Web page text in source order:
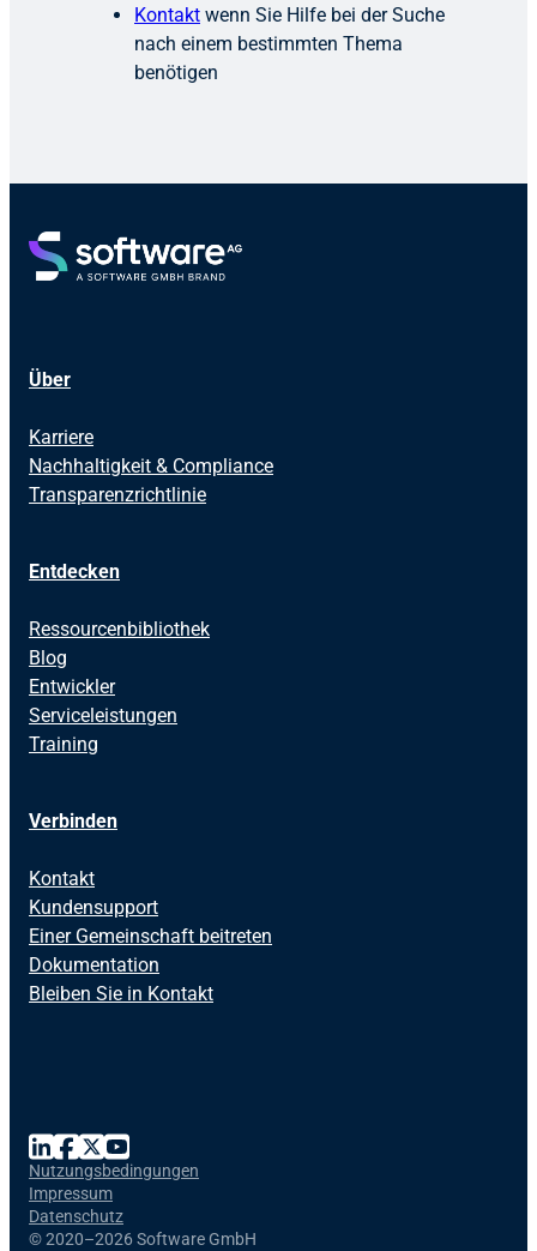
Kontakt wenn Sie Hilfe bei der Suche
nach einem bestimmten Thema
benötigen
Über
Karriere
Nachhaltigkeit & Compliance
Transparenzrichtlinie
Entdecken
Ressourcenbibliothek
Blog
Entwickler
Serviceleistungen
Training
Verbinden
Kontakt
Kundensupport
Einer Gemeinschaft beitreten
Dokumentation
Bleiben Sie in Kontakt
©2020–2026 Software GmbH
Nutzungsbedingungen
Impressum
Datenschutz